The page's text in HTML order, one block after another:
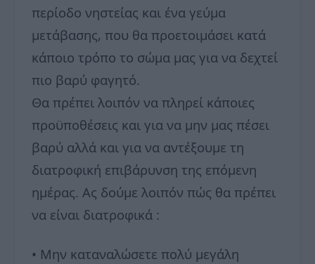
περίοδο νηστείας και ένα γεύμα
μετάβασης, που θα προετοιμάσει κατά
κάποιο τρόπο το σώμα μας για να δεχτεί
πιο βαρύ φαγητό.
Θα πρέπει λοιπόν να πληρεί κάποιες
προϋποθέσεις και για να μην μας πέσει
βαρύ αλλά και για να αντέξουμε τη
διατροφική επιβάρυνση της επόμενη
ημέρας. Ας δούμε λοιπόν πώς θα πρέπει
να είναι διατροφικά :
• Μην καταναλώσετε πολύ μεγάλη